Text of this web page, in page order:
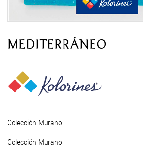
MEDITERRÁNEO
Colección Murano
Colección Murano